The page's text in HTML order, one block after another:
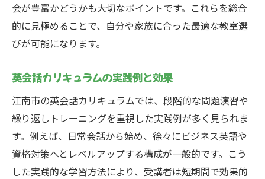
会が豊富かどうかも大切なポイントです。これらを総合
的に見極めることで、自分や家族に合った最適な教室選
びが可能になります。
英会話カリキュラムの実践例と効果
江南市の英会話カリキュラムでは、段階的な問題演習や
繰り返しトレーニングを重視した実践例が多く見られま
す。例えば、日常会話から始め、徐々にビジネス英語や
資格対策へとレベルアップする構成が一般的です。こう
した実践的な学習方法により、受講者は短期間で効果的